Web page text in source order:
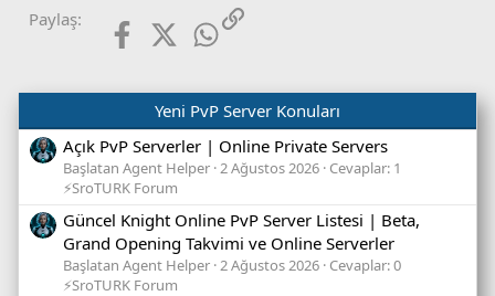
Paylaş: FacebookX (Twitter)WhatsApp
Link
Yeni PvP Server Konuları
Açık PvP Serverler | Online Private Servers
Başlatan Agent Helper 2 Ağustos 2026 Cevaplar: 1
⚡SroTURK Forum
Güncel Knight Online PvP Server Listesi | Beta,
Grand Opening Takvimi ve Online Serverler
Başlatan Agent Helper 2 Ağustos 2026 Cevaplar: 0
⚡SroTURK Forum